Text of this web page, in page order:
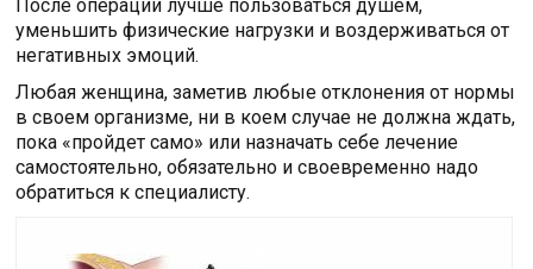
После операции лучше пользоваться душем,
уменьшить физические нагрузки и воздерживаться от
негативных эмоций.
Любая женщина, заметив любые отклонения от нормы
в своем организме, ни в коем случае не должна ждать,
пока «пройдет само» или назначать себе лечение
самостоятельно, обязательно и своевременно надо
обратиться к специалисту.